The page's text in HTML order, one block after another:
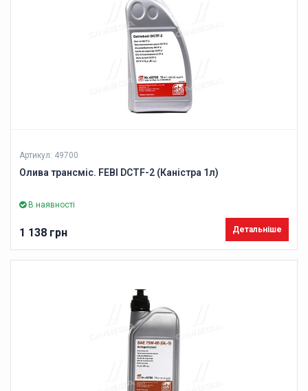
Артикул: 49700
Олива трансміс. FEBI DCTF-2 (Каністра 1л)
В наявності
1 138 грн Детальніше